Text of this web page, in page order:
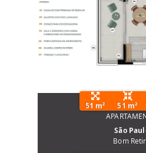
51 m² 51 m²
São
Bom